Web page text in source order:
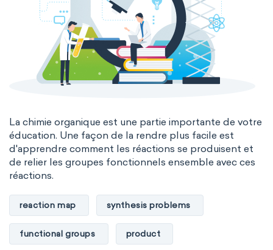
La chimie organique est une partie importante de votre
éducation. Une façon de la rendre plus facile est
d'apprendre comment les réactions se produisent et
de relier les groupes fonctionnels ensemble avec ces
réactions.
reaction map synthesis problems
functional groups product